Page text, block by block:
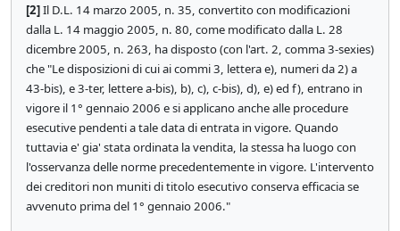
[2]Il D.L. 14 marzo 2005, n. 35, convertito con modificazioni
dalla L. 14 maggio 2005, n. 80, come modificato dalla L. 28
dicembre 2005, n. 263, ha disposto (con l'art. 2, comma 3-sexies)
che "Le disposizioni di cui ai commi 3, lettera e), numeri da 2) a
43-bis), e 3-ter, lettere a-bis), b), c), c-bis), d), e) ed f), entrano in
vigore il 1° gennaio 2006 e si applicano anche alle procedure
esecutive pendenti a tale data di entrata in vigore. Quando
tuttavia e' gia' stata ordinata la vendita, la stessa ha luogo con
l'osservanza delle norme precedentemente in vigore. L'intervento
dei creditori non muniti di titolo esecutivo conserva efficacia se
avvenuto prima del 1° gennaio 2006."